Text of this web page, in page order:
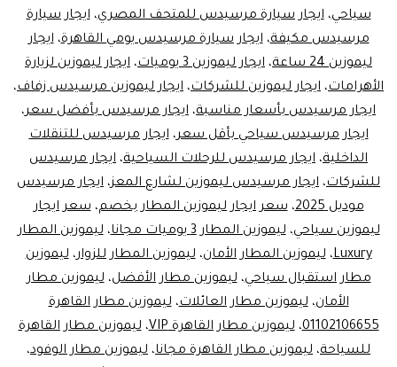
مرسيدس
بالسائق
|
01102106655
سياحي،ايجار سيارة مرسيدس للمتحف المصري،ايجار سيارة
مرسيدس مكيفة،ايجار سيارة مرسيدس يومي القاهرة،ايجار
ليموزين 24 ساعة
، ايجار ليموزين 3 يوميات ، ايجار ليموزين لزيارة
الأهرامات، ايجار ليموزين للشركات، ايجار ليموزين مرسيدس زفاف،
ايجار مرسيدس بأسعار مناسبة، ايجار مرسيدس بأفضل سعر،
ايجار مرسيدس سياحي بأقل سعر،ايجار مرسيدس للتنقلات
الداخلية، ايجار مرسيدس للرحلات السياحية، ايجار مرسيدس
للشركات، ايجار مرسيدس ليموزين لشارع المعز، ايجار مرسيدس
موديل 2025
،سعر ايجار ليموزين المطار بخصم،سعر ايجار
ليموزين سياحي،ليموزين المطار 3 يوميات مجانا ،ليموزين المطار
Luxury،ليموزين المطار الأمان،ليموزين المطار للزوار،ليموزين
مطار استقبال سياحي،ليموزين مطار الأفضل،ليموزين مطار
الأمان،ليموزين مطار العائلات،ليموزين مطار القاهرة
01102106655،ليموزين مطار القاهرة VIP ،ليموزين مطار القاهرة
للسياحة، ليموزين مطار القاهرة مجانا، ليموزين مطار الوفود،